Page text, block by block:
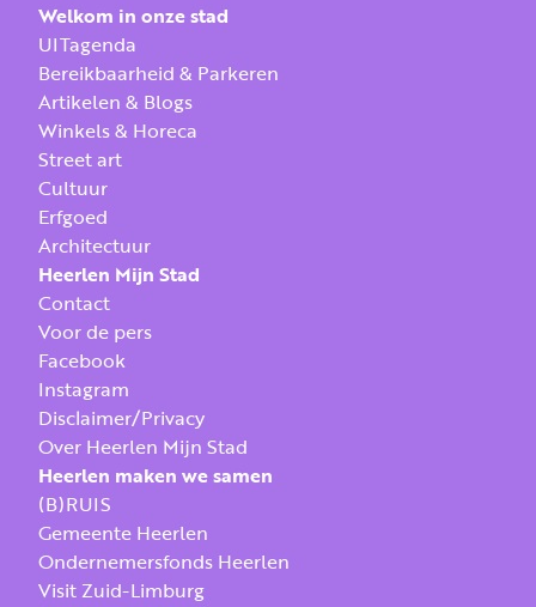
Welkom in onze stad
UITagenda
Bereikbaarheid & Parkeren
Artikelen & Blogs
Winkels & Horeca
Street art
Cultuur
Erfgoed
Architectuur
Heerlen Mijn Stad
Contact
Voor de pers
Facebook
Instagram
Disclaimer/Privacy
Over Heerlen Mijn Stad
Heerlen maken we samen
(B)RUIS
Gemeente Heerlen
Ondernemersfonds Heerlen
Visit Zuid-Limburg